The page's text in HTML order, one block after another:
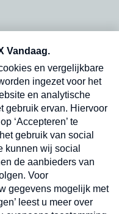
op onze
in
Verzend